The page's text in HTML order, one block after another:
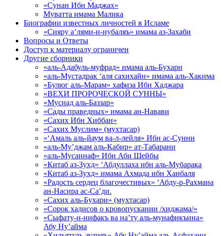
«Сунан Ибн Маджах»
Муватта имама Малика
Биографии известных личностей в Исламе
«Сияру а’лями-н-нубаляъ» имама аз-Захаби
Вопросы и Ответы
Доступ к материалу ограничен
Другие сборники
«аль-Адабуль-муфрад» имама аль-Бухари
«аль-Мустадрак ‘аля сахихайн» имама аль-Хакима
«Булюг аль-Марам» хафиза Ибн Хаджара
«ВЕХИ ПРОРОЧЕСКОЙ СУННЫ»
«Муснад аль-Баззар»
«Сады праведных» имама ан-Навави
«Сахих Ибн Хиббан»
«Сахих Муслим» (мухтасар)
«‘Амаль аль-йаум ва-л-лейля» Ибн ас-Сунни
«аль-Му’джам аль-Кабир» ат-Табарани
«аль-Мусаннаф» Ибн Аби Шейбы
«Китаб аз-Зухд» ‘Абдуллаха ибн аль-Мубарака
«Китаб аз-Зухд» имама Ахмада ибн Ханбаля
«Радость сердец благочестивых» ‘Абду-р-Рахмана
ан-Насира ас-Са’ди.
«Сахих аль-Бухари» (мухтасар)
«Сорок хадисов о кровопускании /хиджама/»
«Сыфату-н-нифакъ ва на’ту аль-мунафикъина»
Абу Ну’айма